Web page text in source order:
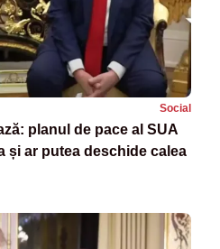
Social
planul de pace al SUA
și ar putea deschide calea